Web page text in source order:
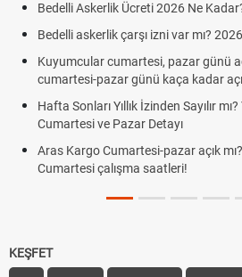
Bedelli Askerlik Ücreti 2026 Ne
Bedelli askerlik çarşı izni var mı?
Kuyumcular cumartesi, pazar günü
cumartesi-pazar günü kaça kadar
Hafta Sonları Yıllık İzinden Sayılır
Cumartesi ve Pazar Detayı
Aras Kargo Cumartesi-pazar açık
Cumartesi çalışma saatleri!
KEŞFET